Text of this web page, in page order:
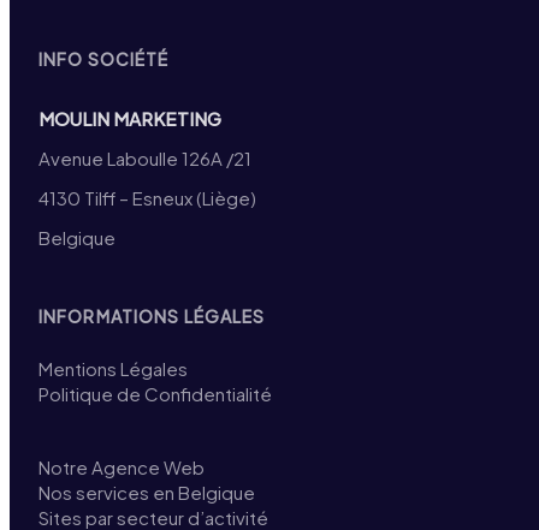
INFO SOCIÉTÉ
MOULIN MARKETING
Avenue Laboulle 126A /21
4130 Tilff – Esneux (Liège)
Belgique
INFORMATIONS LÉGALES
Mentions Légales
Politique de Confidentialité
Notre Agence Web
Nos services en Belgique
Sites par secteur d’activité